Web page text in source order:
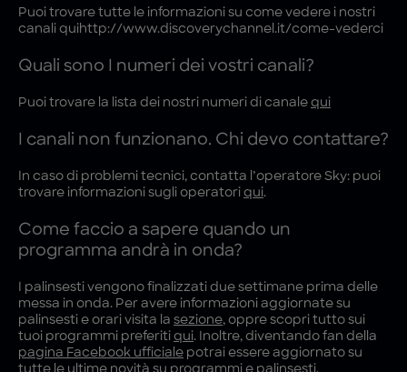
Puoi trovare tutte le informazioni su come vedere i nostri
canali quihttp://www.discoverychannel.it/come-vederci
Quali sono I numeri dei vostri canali?
Puoi trovare la lista dei nostri numeri di canale qui
I canali non funzionano. Chi devo contattare?
In caso di problemi tecnici, contatta l’operatore Sky: puoi
trovare informazioni sugli operatori qui.
Come faccio a sapere quando un
programma andrà in onda?
I palinsesti vengono finalizzati due settimane prima delle
messa in onda. Per avere informazioni aggiornate su
palinsesti e orari visita la sezione, oppre scopri tutto sui
tuoi programmi preferiti qui. Inoltre, diventando fan della
pagina Facebook ufficiale potrai essere aggiornato su